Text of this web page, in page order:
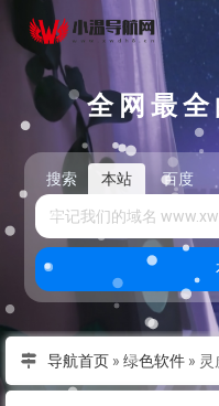
全网最全
搜索 本站 百度
导航首页» 绿色软件»